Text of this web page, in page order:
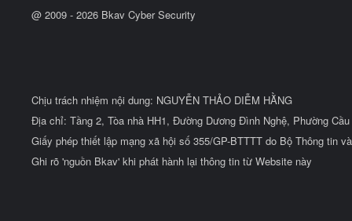
@ 2009 - 2026 Bkav Cyber Security
Chịu trách nhiệm nội dung: NGUYỄN THẢO DIỄM HẰNG
Địa chỉ: Tầng 2, Tòa nhà HH1, Đường Dương Đình Nghệ, Phường
Giấy phép thiết lập mạng xã hội số 355/GP-BTTTT do Bộ Thông tin
Ghi rõ 'nguồn Bkav' khi phát hành lại thông tin từ Website này